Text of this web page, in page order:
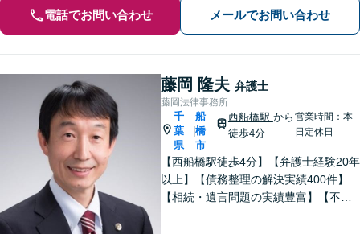
電話でお問い合わせ メールでお問い合わせ
藤岡 隆夫 弁護士
藤岡法律事務所
千
葉
県
|
船
橋
市
西船橋駅 から
徒歩4分
営業時間：本
日定休日
【西船橋駅徒歩4分】【弁護士経験20年
以上】【債務整理の解決実績400件】
【相続・遺言問題の実績豊富】【不動